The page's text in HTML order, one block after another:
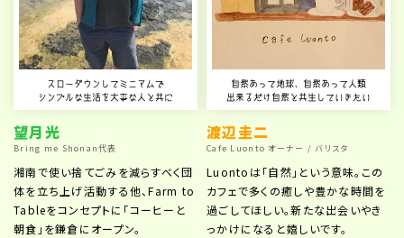
スローダウンしてミニマムで
シンプルな生活を大事な人と共に
望月光
Bring me Shonan代表
湘南で使い捨てごみを減らすべく団
体を立ち上げ活動する他、Farm to
Tableをコンセプトに「コーヒーと
朝食」を鎌倉にオープン。
自然あって地球、自然あって人類
出来るだけ自然と共生していきたい
渡辺圭二
Cafe Luonto オーナー / バリスタ
Luontoは「自然」という意味。この
カフェで多くの癒しや豊かな時間を
過ごしてほしい。新たな出会いやき
っかけになると嬉しいです。